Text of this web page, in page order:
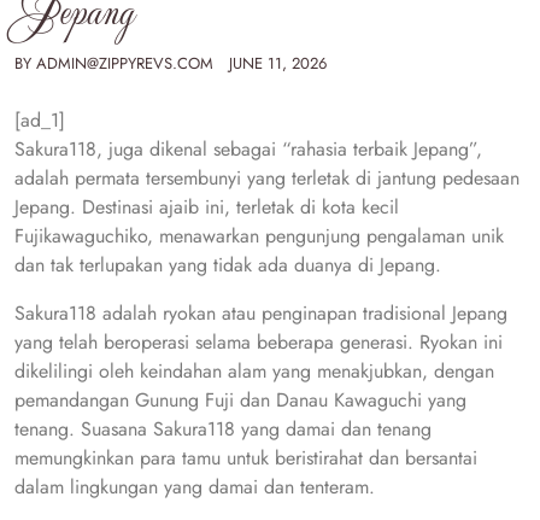
BY ADMIN@ZIPPYREVS.COM JUNE 11, 2026
[ad_1]
Sakura118, juga dikenal sebagai “rahasia terbaik Jepang”,
adalah permata tersembunyi yang terletak di jantung pedesaan
Jepang. Destinasi ajaib ini, terletak di kota kecil
Fujikawaguchiko, menawarkan pengunjung pengalaman unik
dan tak terlupakan yang tidak ada duanya di Jepang.
Sakura118 adalah ryokan atau penginapan tradisional Jepang
yang telah beroperasi selama beberapa generasi. Ryokan ini
dikelilingi oleh keindahan alam yang menakjubkan, dengan
pemandangan Gunung Fuji dan Danau Kawaguchi yang
tenang. Suasana Sakura118 yang damai dan tenang
memungkinkan para tamu untuk beristirahat dan bersantai
dalam lingkungan yang damai dan tenteram.